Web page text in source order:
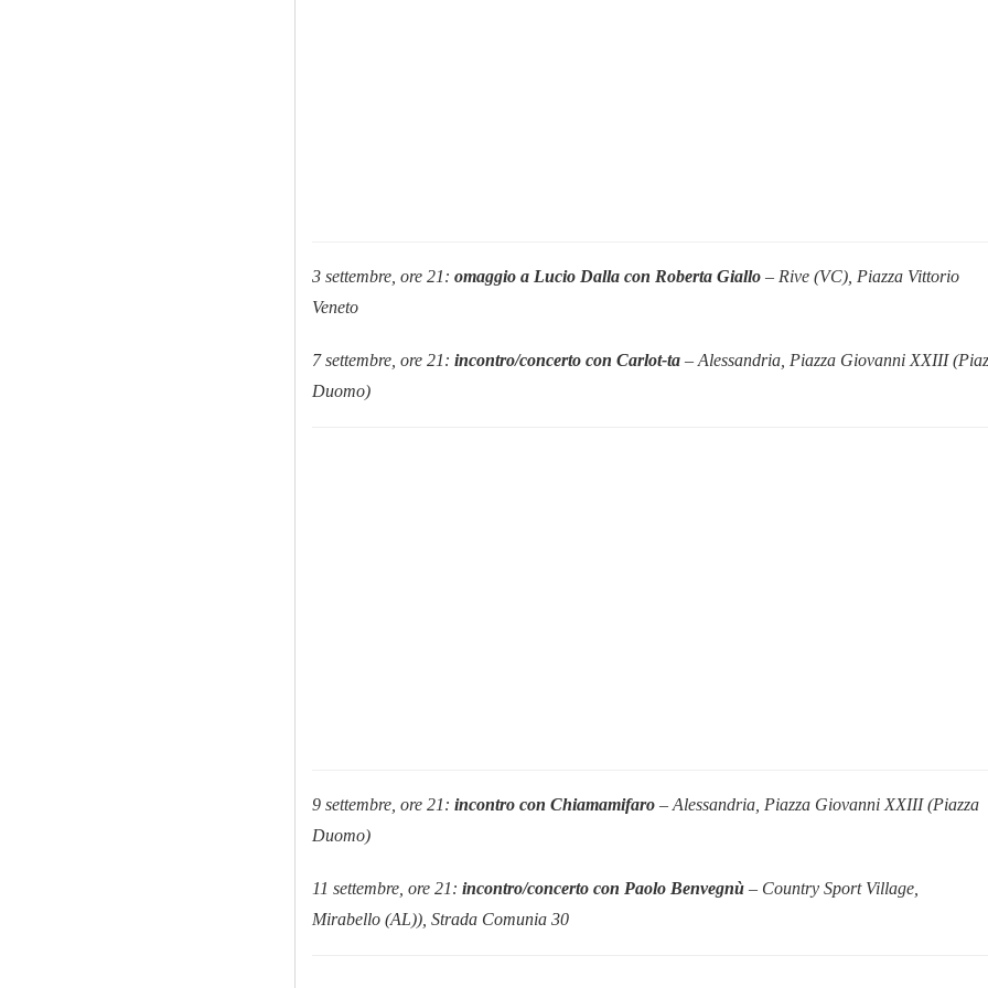
3 settembre, ore 21: omaggio a Lucio Dalla con Roberta Giallo – Rive (VC), Piazza Vittorio
Veneto
7 settembre, ore 21: incontro/concerto con Carlot-ta – Alessandria, Piazza Giovanni XXIII
Duomo)
9 settembre, ore 21: incontro con Chiamamifaro – Alessandria, Piazza Giovanni XXIII (Piazza
Duomo)
11 settembre, ore 21: incontro/concerto con Paolo Benvegnù – Country Sport Village,
Mirabello (AL)), Strada Comunia 30